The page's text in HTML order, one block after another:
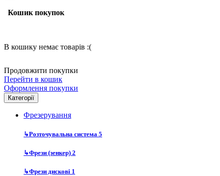
Кошик покупок
В кошику немає товарів :(
Продовжити покупки
Перейти в кошик
Оформлення покупки
Категорії
Фрезерування
↳Розточувальна система 5
↳Фрези (зенкер) 2
↳Фрези дискові 1